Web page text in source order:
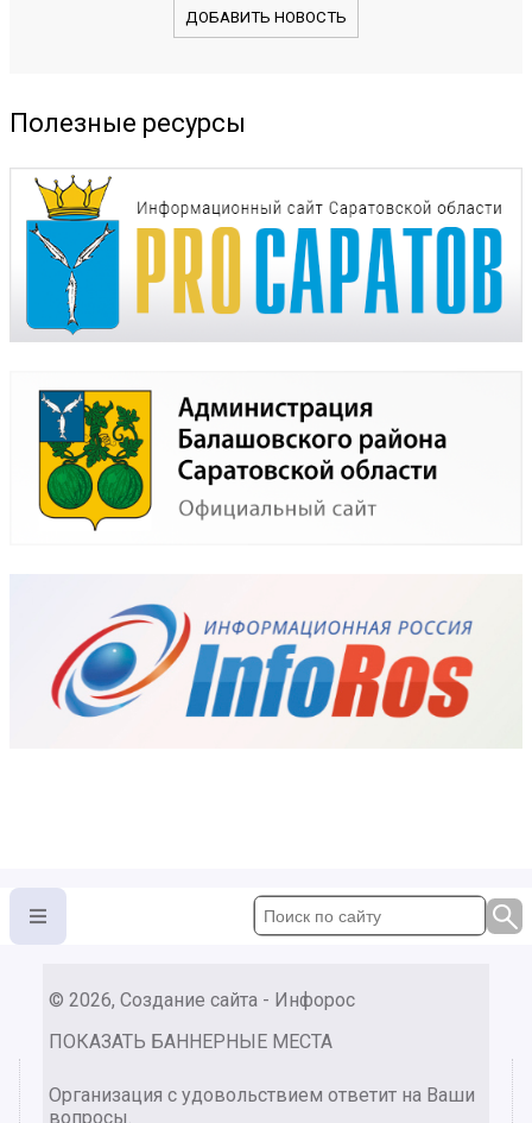
ДОБАВИТЬ НОВОСТЬ
Полезные ресурсы
© 2026, Создание сайта - Инфорос
ПОКАЗАТЬ БАННЕРНЫЕ МЕСТА
Организация с удовольствием ответит на Ваши
вопросы.